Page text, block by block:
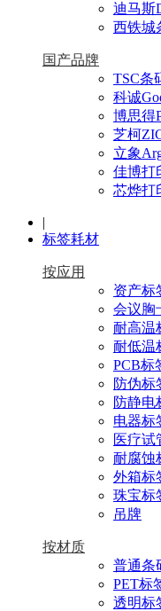
迪马斯
西铁城
国产品牌
TSC条
科诚
博思得
芝柯
立象
佳博打
芯烨打
|
标签耗材
按应用
资产标
会议胸
耐高温
耐低温
PCB标
防伪标
防静电
电器标
医疗试
耐腐蚀
外箱标
珠宝标
吊牌
按材质
普通条
PET标
透明标